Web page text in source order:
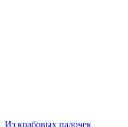
Из крабовых палочек